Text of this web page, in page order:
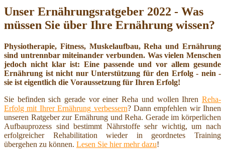
Unser Ernährungsratgeber 2022 - Was
müssen Sie über Ihre Ernährung wissen?
Physiotherapie, Fitness, Muskelaufbau, Reha und Ernährung
sind untrennbar miteinander verbunden. Was vielen Menschen
jedoch nicht klar ist: Eine passende und vor allem gesunde
Ernährung ist nicht nur Unterstützung für den Erfolg - nein -
sie ist eigentlich die Voraussetzung für Ihren Erfolg!
Sie befinden sich gerade vor einer Reha und wollen Ihren Reha-
Erfolg mit Ihrer Ernährung verbessern? Dann empfehlen wir Ihnen
unseren Ratgeber zur Ernährung und Reha. Gerade im körperlichen
Aufbauprozess sind bestimmt Nährstoffe sehr wichtig, um nach
erfolgreicher Rehabilitation wieder in geordnetes Training
übergehen zu können. Lesen Sie hier mehr dazu!